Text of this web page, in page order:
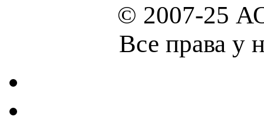
© 2007-25
Все права у